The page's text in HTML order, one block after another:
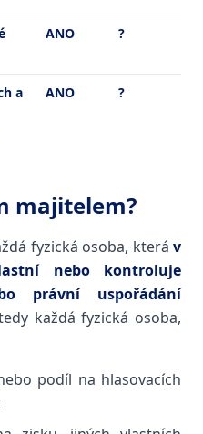
ANO ?
a
ANO ?
majitelem?
fyzická osoba, která v
nebo kontroluje
právní uspořádání
každá fyzická osoba,
podíl na hlasovacích